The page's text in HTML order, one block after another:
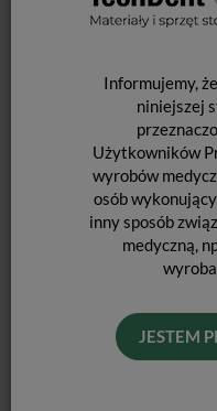
Informujemy,
niniejszej
Użytkowników
wyrobów
osób
inny sposób
medyczną,
JESTEM
ORANGE